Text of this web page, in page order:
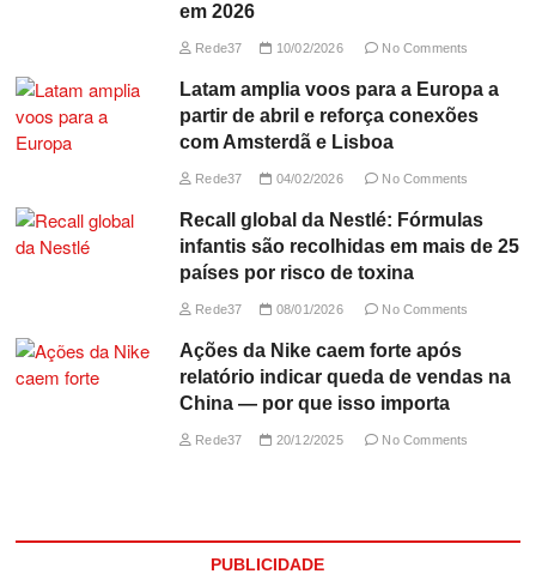
em 2026
Rede37 10/02/2026 No Comments
Latam amplia voos para a Europa a
partir de abril e reforça conexões
com Amsterdã e Lisboa
Rede37 04/02/2026 No Comments
Recall global da Nestlé: Fórmulas
infantis são recolhidas em mais de 25
países por risco de toxina
Rede37 08/01/2026 No Comments
Ações da Nike caem forte após
relatório indicar queda de vendas na
China — por que isso importa
Rede37 20/12/2025 No Comments
PUBLICIDADE